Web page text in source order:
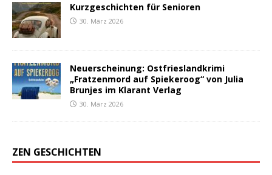
Kurzgeschichten für Senioren
30. März 2026
Neuerscheinung: Ostfrieslandkrimi
„Fratzenmord auf Spiekeroog“ von Julia
Brunjes im Klarant Verlag
30. März 2026
ZEN GESCHICHTEN